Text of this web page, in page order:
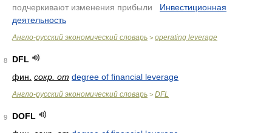
подчеркивают изменения прибыли
Инвестиционная
деятельность
Англо-русский экономический словарь > operating leverage
8
DFL
фин. сокр. от degree of financial leverage
Англо-русский экономический словарь > DFL
9
DOFL